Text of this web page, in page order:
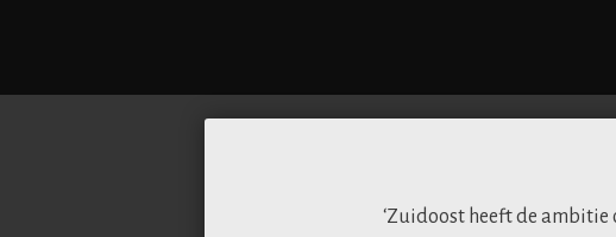
‘Zuidoost heeft de ambitie